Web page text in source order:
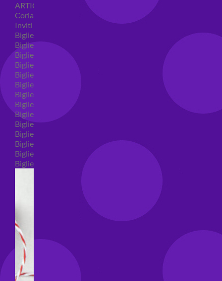
ARTICOLI PER FESTE
Coriandoli e sparacoriandoli
Inviti
Biglietti di auguri
Biglietti auguri pensione
Biglietti auguri compleanno
Biglietti auguri amore
Biglietti auguri nascita
Biglietti auguri primo compleanno
Biglietti auguri battesimo
Biglietti auguri per prima comunione
Biglietti auguri cresima
Biglietti auguri matrimonio
Biglietti auguri anniversario matrimonio
Biglietti auguri Natale
Biglietti auguri laurea
Biglietti auguri generici